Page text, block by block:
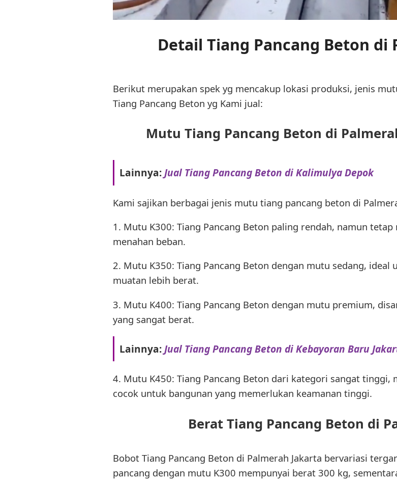
Detail Tiang Pancang Beton di
Berikut merupakan spek yg mencakup lokasi produksi, jenis
Tiang Pancang Beton yg Kami jual:
Mutu Tiang Pancang Beton di
Lainnya:Jual Tiang Pancang Beton di Kalimulya Depok
Kami sajikan berbagai jenis mutu tiang pancang beton di
1. Mutu K300: Tiang Pancang Beton paling rendah, namun
menahan beban.
2. Mutu K350: Tiang Pancang Beton dengan mutu sedang,
muatan lebih berat.
3. Mutu K400: Tiang Pancang Beton dengan mutu premium,
yang sangat berat.
Lainnya:Jual Tiang Pancang Beton di Kebayoran Baru
4. Mutu K450: Tiang Pancang Beton dari kategori sangat tinggi,
cocok untuk bangunan yang memerlukan keamanan tinggi.
Berat Tiang Pancang Beton di
Bobot Tiang Pancang Beton di Palmerah Jakarta bervariasi
pancang dengan mutu K300 mempunyai berat 300 kg,